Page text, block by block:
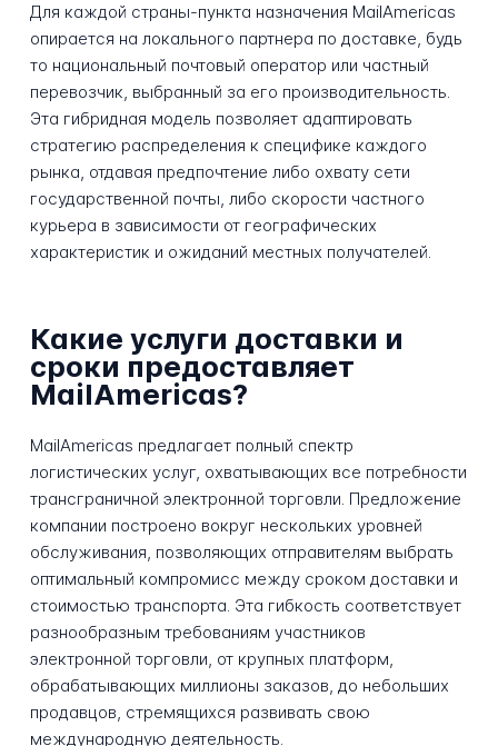
Для каждой страны-пункта назначения MailAmericas
опирается на локального партнера по доставке, будь
то национальный почтовый оператор или частный
перевозчик, выбранный за его производительность.
Эта гибридная модель позволяет адаптировать
стратегию распределения к специфике каждого
рынка, отдавая предпочтение либо охвату сети
государственной почты, либо скорости частного
курьера в зависимости от географических
характеристик и ожиданий местных получателей.
Какие услуги доставки и
сроки предоставляет
MailAmericas?
MailAmericas предлагает полный спектр
логистических услуг, охватывающих все потребности
трансграничной электронной торговли. Предложение
компании построено вокруг нескольких уровней
обслуживания, позволяющих отправителям выбрать
оптимальный компромисс между сроком доставки и
стоимостью транспорта. Эта гибкость соответствует
разнообразным требованиям участников
электронной торговли, от крупных платформ,
обрабатывающих миллионы заказов, до небольших
продавцов, стремящихся развивать свою
международную деятельность.